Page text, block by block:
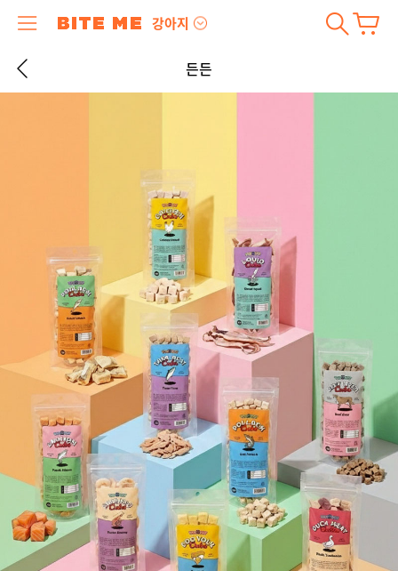
강아지
든든